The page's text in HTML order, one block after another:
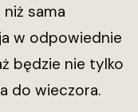
sama
w odpowiednie
będzie nie tylko
do wieczora.